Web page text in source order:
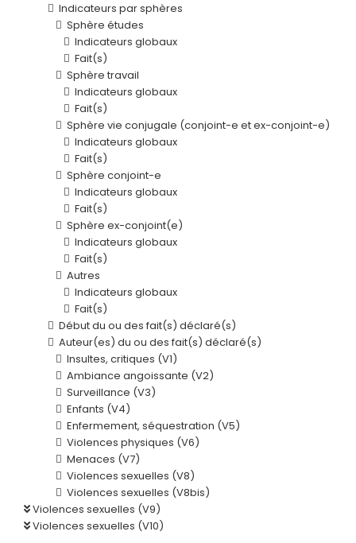
Indicateurs par sphères
Sphère études
Indicateurs globaux
Fait(s)
Sphère travail
Indicateurs globaux
Fait(s)
Sphère vie conjugale (conjoint-e et ex-conjoint-e)
Indicateurs globaux
Fait(s)
Sphère conjoint-e
Indicateurs globaux
Fait(s)
Sphère ex-conjoint(e)
Indicateurs globaux
Fait(s)
Autres
Indicateurs globaux
Fait(s)
Début du ou des fait(s) déclaré(s)
Auteur(es) du ou des fait(s) déclaré(s)
Insultes, critiques (V1)
Ambiance angoissante (V2)
Surveillance (V3)
Enfants (V4)
Enfermement, séquestration (V5)
Violences physiques (V6)
Menaces (V7)
Violences sexuelles (V8)
Violences sexuelles (V8bis)
Violences sexuelles (V9)
Violences sexuelles (V10)